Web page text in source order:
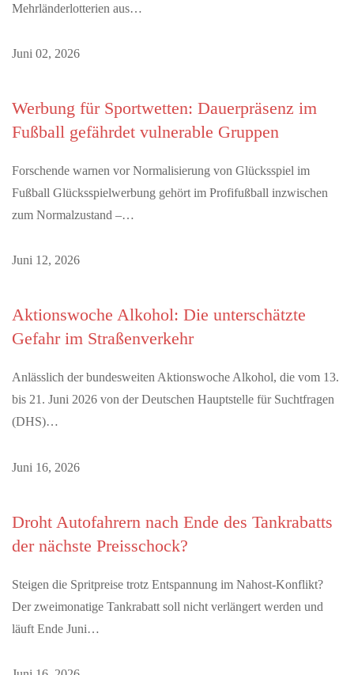
Mehrländerlotterien aus…
Juni 02, 2026
Werbung für Sportwetten: Dauerpräsenz im
Fußball gefährdet vulnerable Gruppen
Forschende warnen vor Normalisierung von Glücksspiel im
Fußball Glücksspielwerbung gehört im Profifußball inzwischen
zum Normalzustand –…
Juni 12, 2026
Aktionswoche Alkohol: Die unterschätzte
Gefahr im Straßenverkehr
Anlässlich der bundesweiten Aktionswoche Alkohol, die vom 13.
bis 21. Juni 2026 von der Deutschen Hauptstelle für Suchtfragen
(DHS)…
Juni 16, 2026
Droht Autofahrern nach Ende des Tankrabatts
der nächste Preisschock?
Steigen die Spritpreise trotz Entspannung im Nahost-Konflikt?
Der zweimonatige Tankrabatt soll nicht verlängert werden und
läuft Ende Juni…